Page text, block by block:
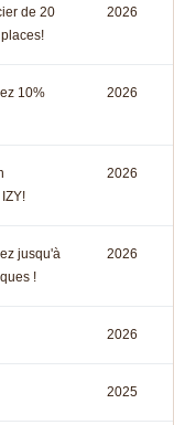
de 20
2026
10%
2026
2026
jusqu'à
!
2026
2026
2025